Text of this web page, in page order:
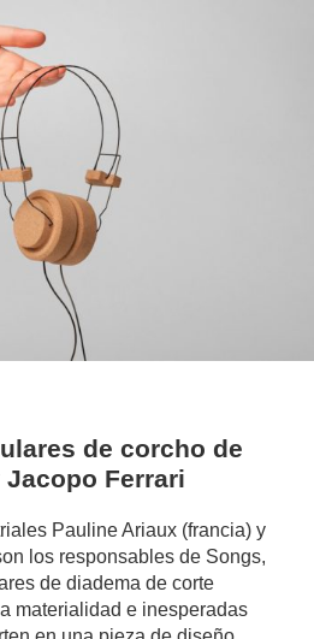
de corcho de
Ferrari
Pauline Ariaux (francia) y
los responsables de Songs,
de diadema de corte
materialidad e inesperadas